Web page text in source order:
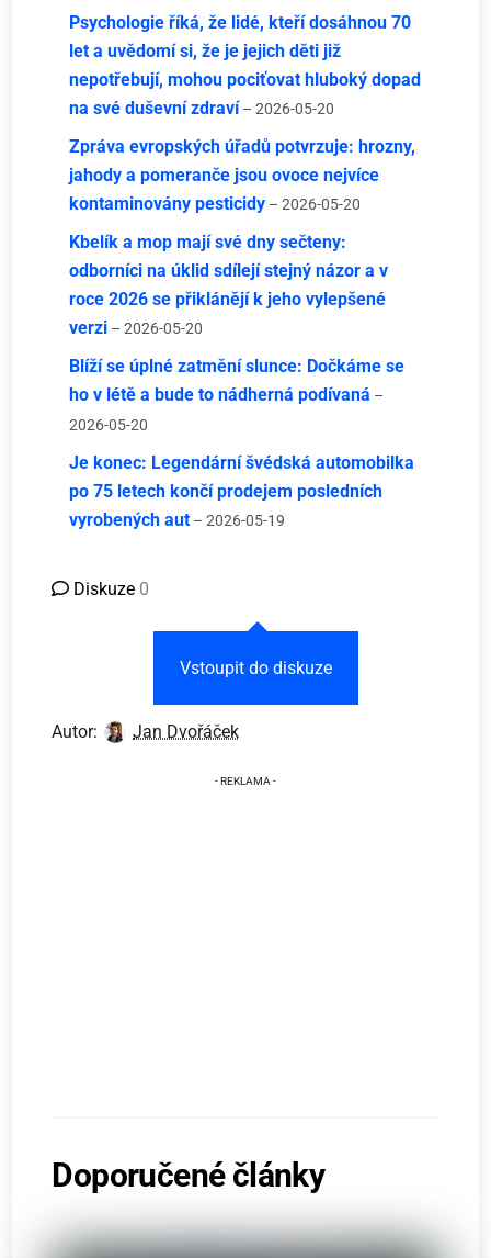
Psychologie říká, že lidé, kteří dosáhnou 70
let a uvědomí si, že je jejich děti již
nepotřebují, mohou pociťovat hluboký dopad
na své duševní zdraví – 2026-05-20
Zpráva evropských úřadů potvrzuje: hrozny,
jahody a pomeranče jsou ovoce nejvíce
kontaminovány pesticidy – 2026-05-20
Kbelík a mop mají své dny sečteny:
odborníci na úklid sdílejí stejný názor a v
roce 2026 se přiklánějí k jeho vylepšené
verzi – 2026-05-20
Blíží se úplné zatmění slunce: Dočkáme se
ho v létě a bude to nádherná podívaná –
2026-05-20
Je konec: Legendární švédská automobilka
po 75 letech končí prodejem posledních
vyrobených aut – 2026-05-19
Diskuze 0
Vstoupit do diskuze
Autor: Jan Dvořáček
Doporučené články